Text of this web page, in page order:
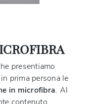
presentiamo
prima persona le
in microfibra. Al